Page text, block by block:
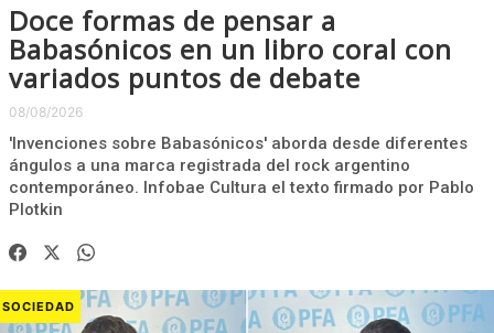
Doce formas de pensar a
Babasónicos en un libro coral con
variados puntos de debate
08/08/2026
'Invenciones sobre Babasónicos' aborda desde diferentes
ángulos a una marca registrada del rock argentino
contemporáneo. Infobae Cultura el texto firmado por Pablo
Plotkin
SOCIEDAD